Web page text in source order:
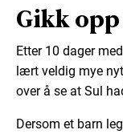
Gikk
Etter 10 dager
lært veldig mye
over å se at Sul
Dersom et barn